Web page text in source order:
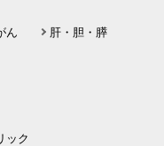
ん
肝・胆・膵
ック